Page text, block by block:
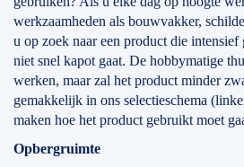
werkzaamheden als bouwvakker,
u op zoek naar een product die
niet snel kapot gaat. De hobbymatige
werken, maar zal het product minder
gemakkelijk in ons selectieschema
maken hoe het product gebruikt moet
Opbergruimte